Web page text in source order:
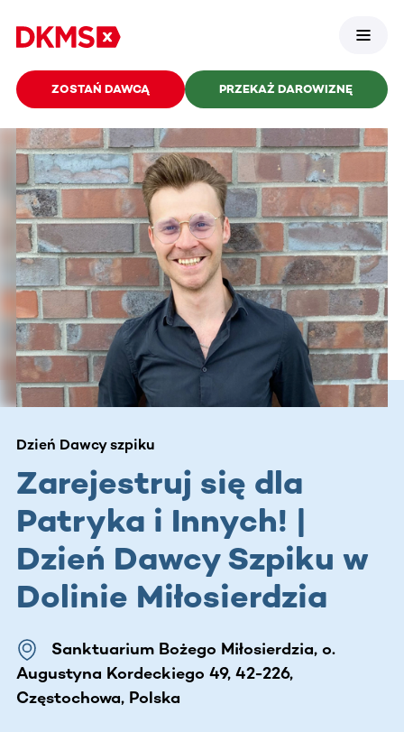
ZOSTAŃ DAWCĄ PRZEKAŻ DAROWIZNĘ
Dzień Dawcy szpiku
Zarejestruj się dla
Patryka i Innych! |
Dzień Dawcy Szpiku w
Dolinie Miłosierdzia
Sanktuarium Bożego Miłosierdzia, o.
Augustyna Kordeckiego 49, 42-226,
Częstochowa, Polska